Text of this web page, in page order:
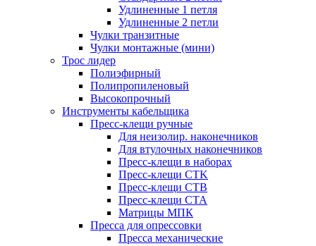
Удлиненные 1 петля
Удлиненные 2 петли
Чулки транзитные
Чулки монтажные (мини)
Трос лидер
Полиэфирный
Полипропиленовый
Высокопрочный
Инструменты кабельщика
Пресс-клещи ручные
Для неизолир. наконечников
Для втулочных наконечников
Пресс-клещи в наборах
Пресс-клещи CTK
Пресс-клещи CTB
Пресс-клещи CTA
Матрицы МПК
Пресса для опрессовки
Пресса механические